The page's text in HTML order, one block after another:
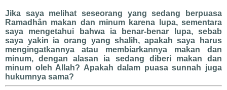
Jika saya melihat seseorang yang sedang berpuasa
Ramadhân makan dan minum karena lupa, sementara
saya mengetahui bahwa ia benar-benar lupa, sebab
saya yakin ia orang yang shalih, apakah saya harus
mengingatkannya atau membiarkannya makan dan
minum, dengan alasan ia sedang diberi makan dan
minum oleh Allah? Apakah dalam puasa sunnah juga
hukumnya sama?